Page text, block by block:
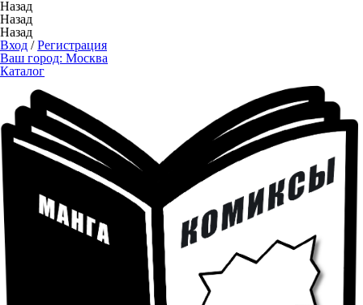
Назад
Назад
Назад
Вход /Регистрация
Ваш город: Москва
Каталог